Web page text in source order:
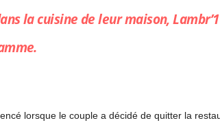
la cuisine de leur maison,Lambr’1
lorsque le couple a décidé de quitter la